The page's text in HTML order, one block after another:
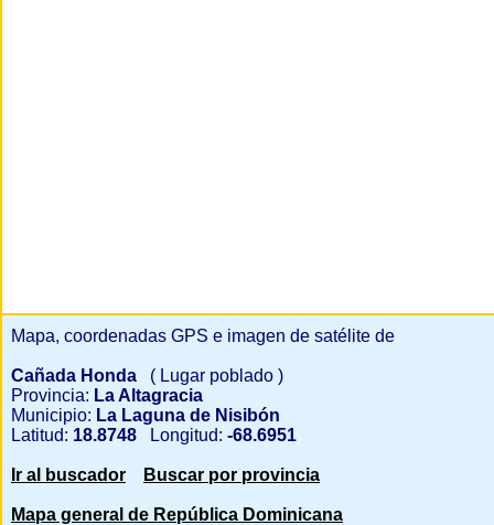
Mapa, coordenadas GPS e imagen de satélite de
Cañada Honda
( Lugar poblado )
Provincia: La Altagracia
Municipio: La Laguna de Nisibón
Latitud: 18.8748 Longitud: -68.6951
Ir al buscador Buscar por provincia
Mapa general de República Dominicana